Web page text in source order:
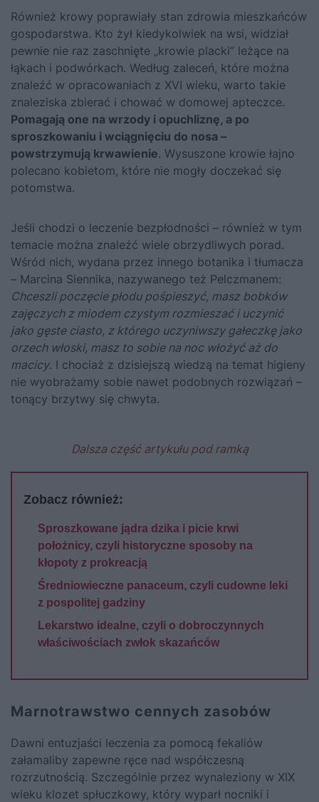
Również krowy poprawiały stan zdrowia mieszkańców
gospodarstwa. Kto żył kiedykolwiek na wsi, widział
pewnie nie raz zaschnięte „krowie placki” leżące na
łąkach i podwórkach. Według zaleceń, które można
znaleźć w opracowaniach z XVI wieku, warto takie
znaleziska zbierać i chować w domowej apteczce.
Pomagają one na wrzody i opuchliznę, a po
sproszkowaniu i wciągnięciu do nosa –
powstrzymują krwawienie. Wysuszone krowie łajno
polecano kobietom, które nie mogły doczekać się
potomstwa.
Jeśli chodzi o leczenie bezpłodności – również w tym
temacie można znaleźć wiele obrzydliwych porad.
Wśród nich, wydana przez innego botanika i tłumacza
– Marcina Siennika, nazywanego też Pelczmanem:
Chceszli poczęcie płodu pośpieszyć, masz bobków
zajęczych z miodem czystym rozmieszać i uczynić
jako gęste ciasto, z którego uczyniwszy gałeczkę jako
orzech włoski, masz to sobie na noc włożyć aż do
macicy. I chociaż z dzisiejszą wiedzą na temat higieny
nie wyobrażamy sobie nawet podobnych rozwiązań –
tonący brzytwy się chwyta.
Dalsza część artykułu pod ramką
Zobacz również:
Sproszkowane jądra dzika i picie krwi
położnicy, czyli historyczne sposoby na
kłopoty z prokreacją
Średniowieczne panaceum, czyli cudowne leki
z pospolitej gadziny
Lekarstwo idealne, czyli o dobroczynnych
właściwościach zwłok skazańców
Marnotrawstwo cennych zasobów
Dawni entuzjaści leczenia za pomocą fekaliów
załamaliby zapewne ręce nad współczesną
rozrzutnością. Szczególnie przez wynaleziony w XIX
wieku klozet spłuczkowy, który wyparł nocniki i